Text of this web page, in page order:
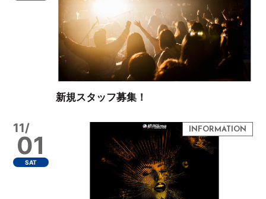
新規スタッフ募集！
11/
01
SAT